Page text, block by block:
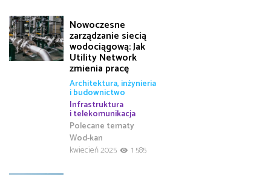
Nowoczesne
zarządzanie siecią
wodociągową: Jak
Utility Network
zmienia pracę
Architektura, inżynieria
i budownictwo
Infrastruktura
i telekomunikacja
Polecane tematy
Wod-kan
kwiecień 2025
1 585